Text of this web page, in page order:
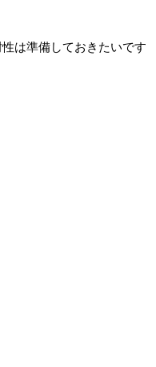
は準備しておきたいです